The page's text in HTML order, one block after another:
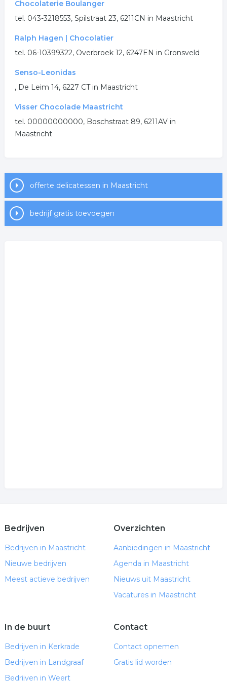
.Chocolaterie Boulanger
tel. 043-3218553, Spilstraat 23, 6211CN in Maastricht
Ralph Hagen | Chocolatier
tel. 06-10399322, Overbroek 12, 6247EN in Gronsveld
Senso-Leonidas
, De Leim 14, 6227 CT in Maastricht
Visser Chocolade Maastricht
tel. 00000000000, Boschstraat 89, 6211AV in
Maastricht
offerte delicatessen in Maastricht
bedrijf gratis toevoegen
Bedrijven
Bedrijven in Maastricht
Nieuwe bedrijven
Meest actieve bedrijven
Overzichten
Aanbiedingen in Maastricht
Agenda in Maastricht
Nieuws uit Maastricht
Vacatures in Maastricht
In de buurt
Bedrijven in Kerkrade
Bedrijven in Landgraaf
Bedrijven in Weert
Contact
Contact opnemen
Gratis lid worden